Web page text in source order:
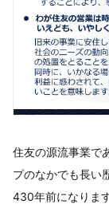
住友の源流事業で
プのなかでも長い
430年前になります